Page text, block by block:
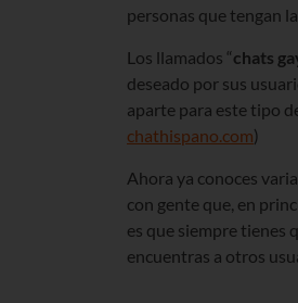
personas que tengan
Los llamados “chats
deseado por sus
aparte para este tipo
chathispano.com)
Ahora ya conoces
con gente que, en
es que siempre tienes
encuentras a otros